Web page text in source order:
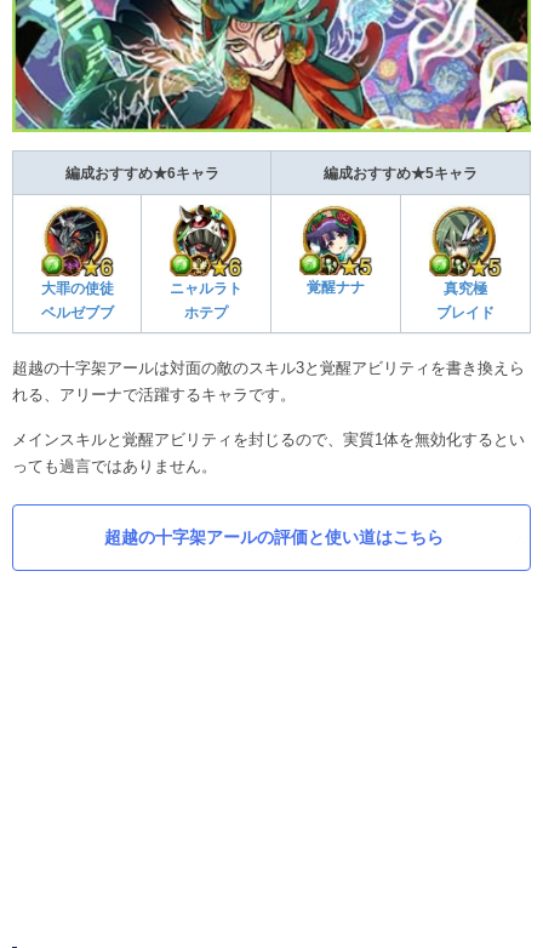
編成おすすめ★6キャラ 編成おすすめ★5キャラ
大罪の使徒
ベルゼブブ
ニャルラト
ホテプ
覚醒ナナ
真究極
ブレイド
超越の十字架アールは対面の敵のスキル3と覚醒アビリティを書き換えら
れる、アリーナで活躍するキャラです。
メインスキルと覚醒アビリティを封じるので、実質1体を無効化するとい
っても過言ではありません。
超越の十字架アールの評価と使い道はこちら